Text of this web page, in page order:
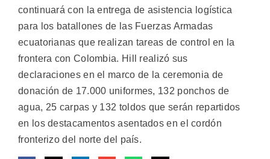
continuará con la entrega de asistencia logística
para los batallones de las Fuerzas Armadas
ecuatorianas que realizan tareas de control en la
frontera con Colombia. Hill realizó sus
declaraciones en el marco de la ceremonia de
donación de 17.000 uniformes, 132 ponchos de
agua, 25 carpas y 132 toldos que serán repartidos
en los destacamentos asentados en el cordón
fronterizo del norte del país.